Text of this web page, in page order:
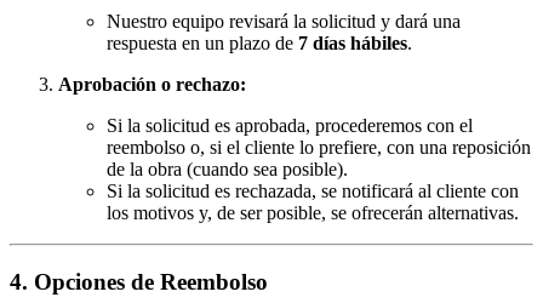
Nuestro equipo revisará la solicitud y dará una
respuesta en un plazo de 7 días hábiles.
Aprobación o rechazo:
Si la solicitud es aprobada, procederemos con el
reembolso o, si el cliente lo prefiere, con una reposición
de la obra (cuando sea posible).
Si la solicitud es rechazada, se notificará al cliente con
los motivos y, de ser posible, se ofrecerán alternativas.
4. Opciones de Reembolso